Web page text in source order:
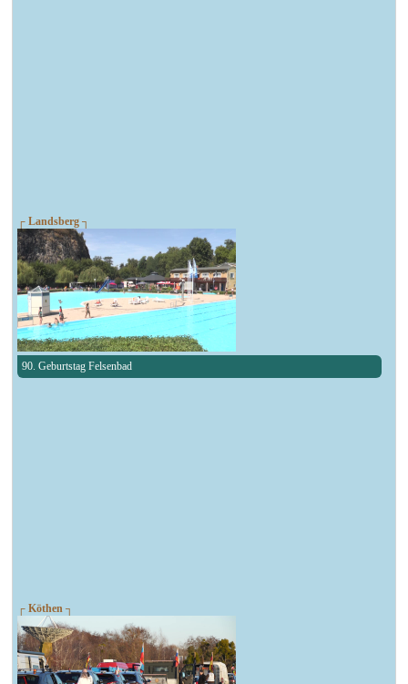
┌ Landsberg ┐
90. Geburtstag Felsenbad
┌ Köthen ┐